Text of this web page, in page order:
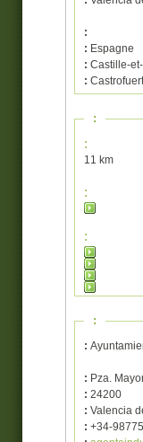
:
: Espagne
: Castille-
:
:
:
11 km
:
:
:
:
: Pza.
: 24200
: Valencia
: +34-